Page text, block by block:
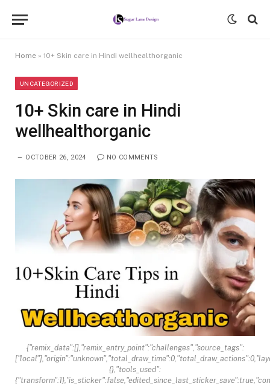
Home » 10+ Skin care in Hindi wellhealthorganic
UNCATEGORIZED
10+ Skin care in Hindi
wellhealthorganic
OCTOBER 26, 2024 NO COMMENTS
{"remix_data":[],"remix_entry_point":"challenges","source_tags":
{},"tools_used":